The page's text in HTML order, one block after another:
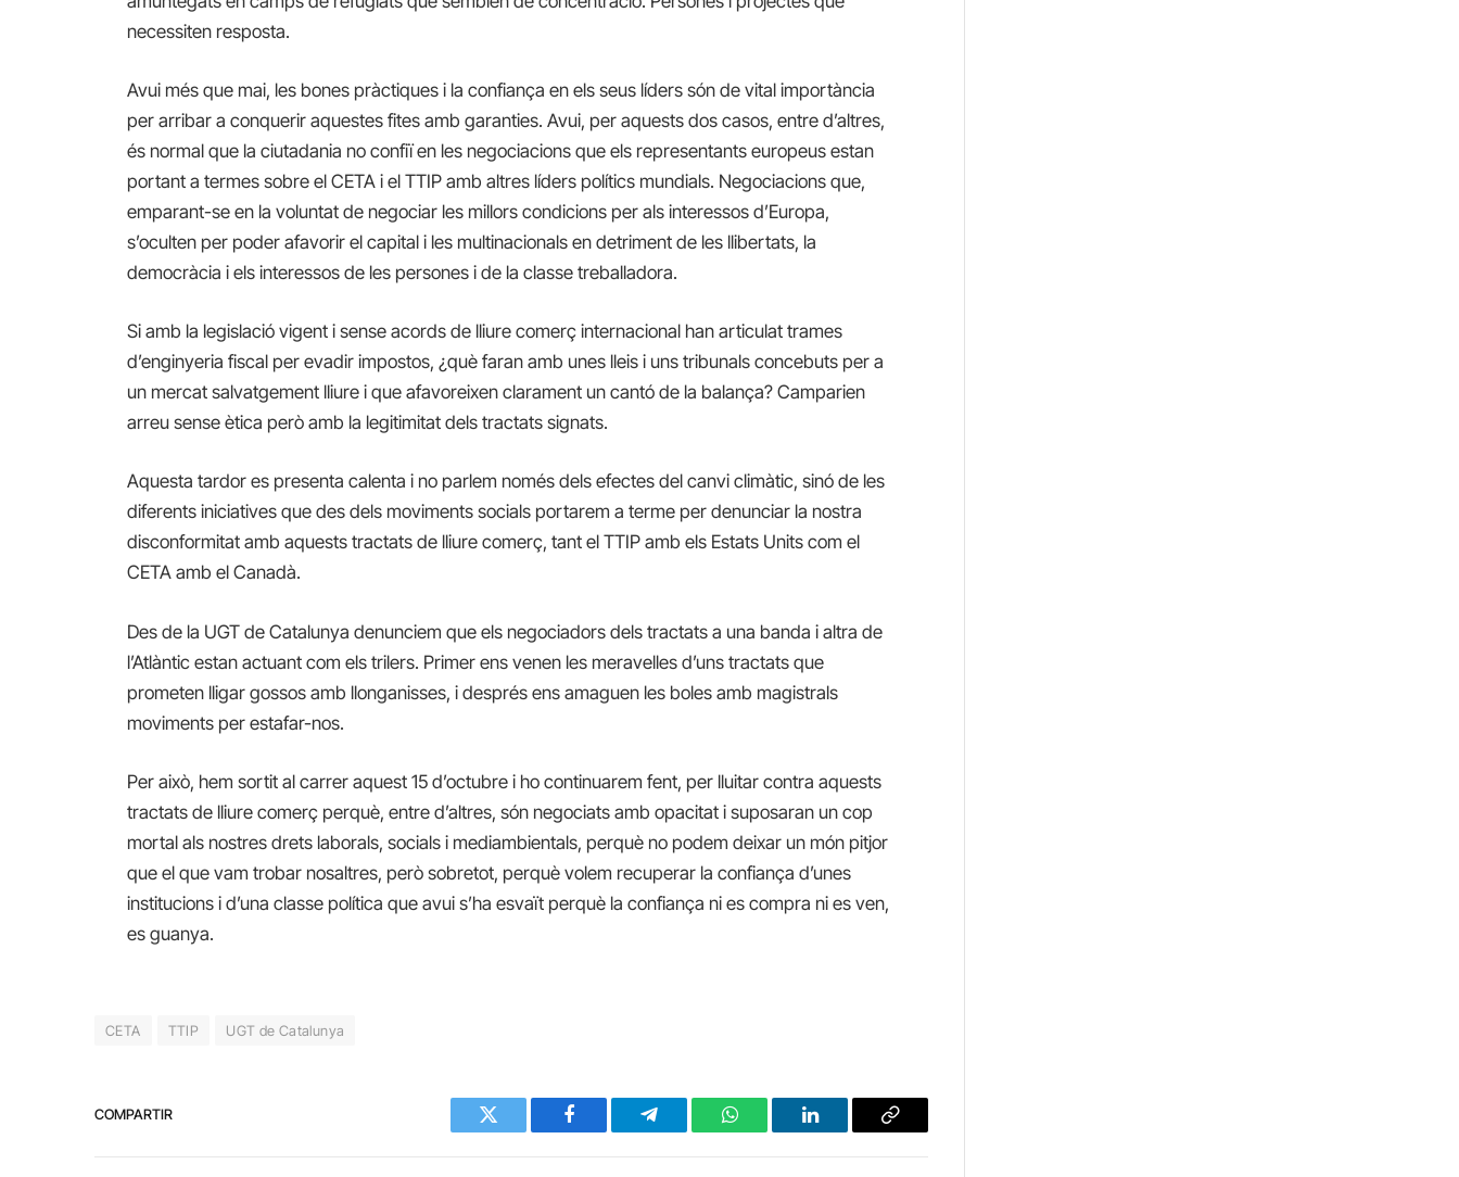
necessiten resposta.
Avui més que mai, les bones pràctiques i la confiança en els seus líders són de vital importància
per arribar a conquerir aquestes fites amb garanties. Avui, per aquests dos casos, entre d’altres,
és normal que la ciutadania no confiï en les negociacions que els representants europeus estan
portant a termes sobre el CETA i el TTIP amb altres líders polítics mundials. Negociacions que,
emparant-se en la voluntat de negociar les millors condicions per als interessos d’Europa,
s’oculten per poder afavorir el capital i les multinacionals en detriment de les llibertats, la
democràcia i els interessos de les persones i de la classe treballadora.
Si amb la legislació vigent i sense acords de lliure comerç internacional han articulat trames
d’enginyeria fiscal per evadir impostos, ¿què faran amb unes lleis i uns tribunals concebuts per a
un mercat salvatgement lliure i que afavoreixen clarament un cantó de la balança? Camparien
arreu sense ètica però amb la legitimitat dels tractats signats.
Aquesta tardor es presenta calenta i no parlem només dels efectes del canvi climàtic, sinó de les
diferents iniciatives que des dels moviments socials portarem a terme per denunciar la nostra
disconformitat amb aquests tractats de lliure comerç, tant el TTIP amb els Estats Units com el
CETA amb el Canadà.
Des de la UGT de Catalunya denunciem que els negociadors dels tractats a una banda i altra de
l’Atlàntic estan actuant com els trilers. Primer ens venen les meravelles d’uns tractats que
prometen lligar gossos amb llonganisses, i després ens amaguen les boles amb magistrals
moviments per estafar-nos.
Per això, hem sortit al carrer aquest 15 d’octubre i ho continuarem fent, per lluitar contra aquests
tractats de lliure comerç perquè, entre d’altres, són negociats amb opacitat i suposaran un cop
mortal als nostres drets laborals, socials i mediambientals, perquè no podem deixar un món pitjor
que el que vam trobar nosaltres, però sobretot, perquè volem recuperar la confiança d’unes
institucions i d’una classe política que avui s’ha esvaït perquè la confiança ni es compra ni es ven,
es guanya.
CETA TTIP UGT de Catalunya
COMPARTIR
Twitter Facebook Telegram WhatsAppLinkedIn Copy